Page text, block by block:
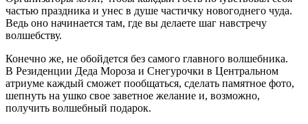
частью праздника и унес в душе частичку новогоднего чуда.
Ведь оно начинается там, где вы делаете шаг навстречу
волшебству.
Конечно же, не обойдется без самого главного волшебника.
В Резиденции Деда Мороза и Снегурочки в Центральном
атриуме каждый сможет пообщаться, сделать памятное фото,
шепнуть на ушко свое заветное желание и, возможно,
получить волшебный подарок.